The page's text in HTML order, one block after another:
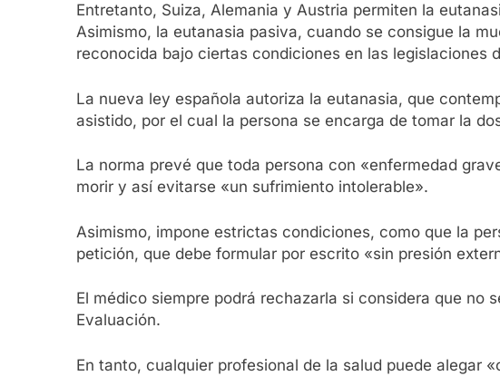
Entretanto, Suiza, Alemania y Austria permiten la
Asimismo, la eutanasia pasiva, cuando se consigue la
reconocida bajo ciertas condiciones en las legislaciones
La nueva ley española autoriza la eutanasia, que
asistido, por el cual la persona se encarga de tomar la
La norma prevé que toda persona con «enfermedad
morir y así evitarse «un sufrimiento intolerable».
Asimismo, impone estrictas condiciones, como que la
petición, que debe formular por escrito «sin presión
El médico siempre podrá rechazarla si considera que no
Evaluación.
En tanto, cualquier profesional de la salud puede alegar